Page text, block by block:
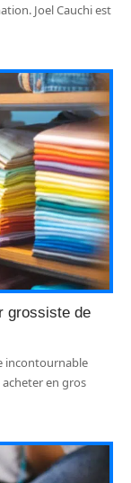
Joel Cauchi est
grossiste de
incontournable
en gros